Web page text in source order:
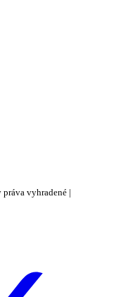
vyhradené |